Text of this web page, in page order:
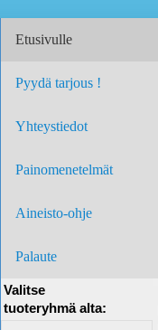
Etusivulle
Pyydä tarjous !
Yhteystiedot
Painomenetelmät
Aineisto-ohje
Palaute
Valitse
tuoteryhmä alta: